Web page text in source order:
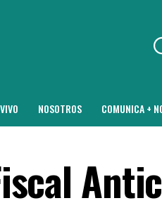
NOSOTROS COMUNICA +